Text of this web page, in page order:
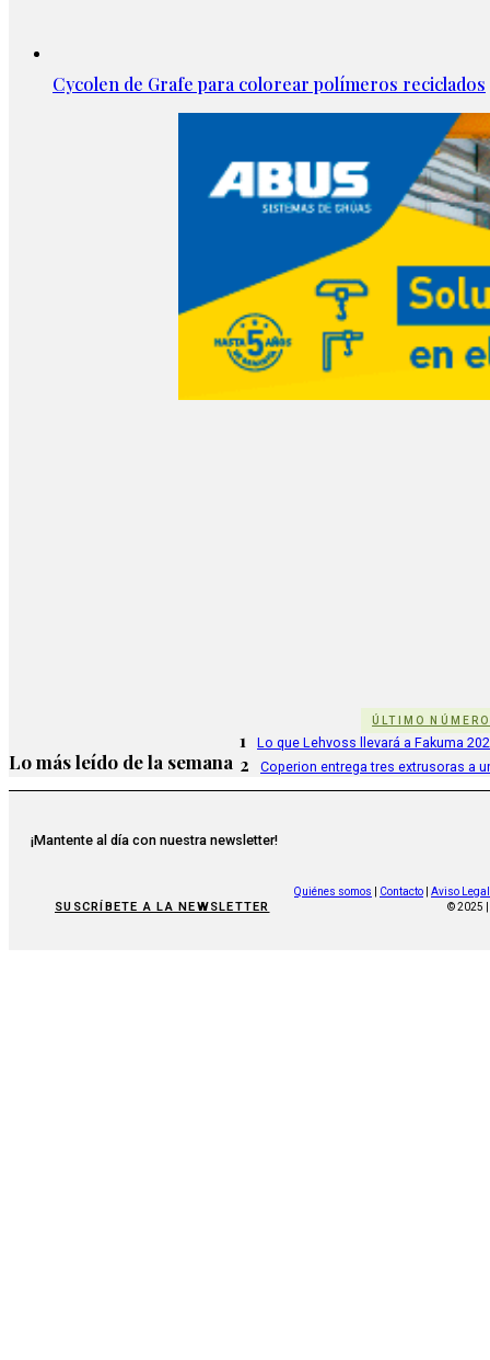
Cycolen de Grafe para colorear polímeros reciclados
ÚLTIMO NÚMERO
Lo más leído de la semana
1 Lo que Lehvoss llevará a Fakuma
2 Coperion entrega tres extrusoras a
¡Mantente al día con nuestra newsletter!
SUSCRÍBETE A LA NEWSLETTER
Quiénes somos Contacto
Aviso Legal
© 2025